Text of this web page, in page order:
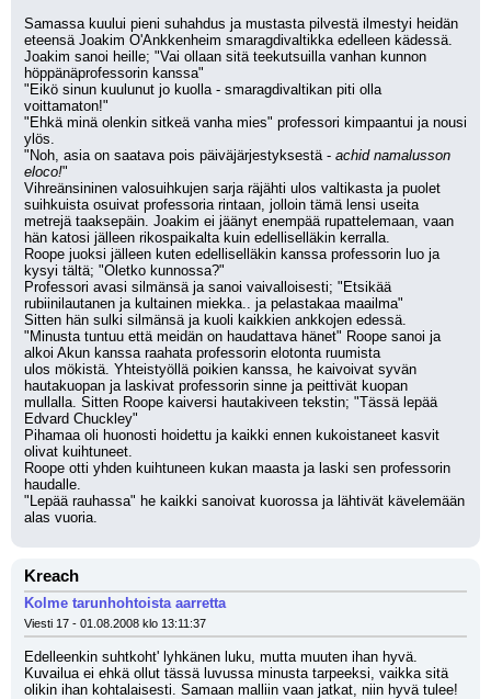
Samassa kuului pieni suhahdus ja mustasta pilvestä ilmestyi heidän
eteensä Joakim O'Ankkenheim smaragdivaltikka edelleen kädessä.
Joakim sanoi heille; "Vai ollaan sitä teekutsuilla vanhan kunnon
höppänäprofessorin kanssa"
"Eikö sinun kuulunut jo kuolla - smaragdivaltikan piti olla
voittamaton!"
"Ehkä minä olenkin sitkeä vanha mies" professori kimpaantui ja nousi
ylös.
"Noh, asia on saatava pois päiväjärjestyksestä - achid namalusson
eloco!"
Vihreänsininen valosuihkujen sarja räjähti ulos valtikasta ja puolet
suihkuista osuivat professoria rintaan, jolloin tämä lensi useita
metrejä taaksepäin. Joakim ei jäänyt enempää rupattelemaan, vaan
hän katosi jälleen rikospaikalta kuin edelliselläkin kerralla.
Roope juoksi jälleen kuten edelliselläkin kanssa professorin luo ja
kysyi tältä; "Oletko kunnossa?"
Professori avasi silmänsä ja sanoi vaivalloisesti; "Etsikää
rubiinilautanen ja kultainen miekka.. ja pelastakaa maailma"
Sitten hän sulki silmänsä ja kuoli kaikkien ankkojen edessä.
"Minusta tuntuu että meidän on haudattava hänet" Roope sanoi ja
alkoi Akun kanssa raahata professorin elotonta ruumista
ulos mökistä. Yhteistyöllä poikien kanssa, he kaivoivat syvän
hautakuopan ja laskivat professorin sinne ja peittivät kuopan
mullalla. Sitten Roope kaiversi hautakiveen tekstin; "Tässä lepää
Edvard Chuckley"
Pihamaa oli huonosti hoidettu ja kaikki ennen kukoistaneet kasvit
olivat kuihtuneet.
Roope otti yhden kuihtuneen kukan maasta ja laski sen professorin
haudalle.
"Lepää rauhassa" he kaikki sanoivat kuorossa ja lähtivät kävelemään
alas vuoria.
Kreach
Kolme tarunhohtoista aarretta
Viesti 17 - 01.08.2008 klo 13:11:37
Edelleenkin suhtkoht' lyhkänen luku, mutta muuten ihan hyvä.
Kuvailua ei ehkä ollut tässä luvussa minusta tarpeeksi, vaikka sitä
olikin ihan kohtalaisesti. Samaan malliin vaan jatkat, niin hyvä tulee!